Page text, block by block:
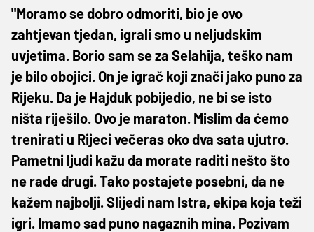
"Moramo se dobro odmoriti, bio je ovo
zahtjevan tjedan, igrali smo u neljudskim
uvjetima. Borio sam se za Selahija, teško nam
je bilo obojici. On je igrač koji znači jako puno za
Rijeku. Da je Hajduk pobijedio, ne bi se isto
ništa riješilo. Ovo je maraton. Mislim da ćemo
trenirati u Rijeci večeras oko dva sata ujutro.
Pametni ljudi kažu da morate raditi nešto što
ne rade drugi. Tako postajete posebni, da ne
kažem najbolji. Slijedi nam Istra, ekipa koja teži
igri. Imamo sad puno nagaznih mina. Pozivam